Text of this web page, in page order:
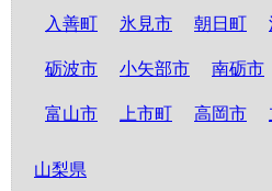
入善町
氷見市 朝日町
砺波市 小矢部市 南砺市
富山市 上市町 高岡市
山梨県